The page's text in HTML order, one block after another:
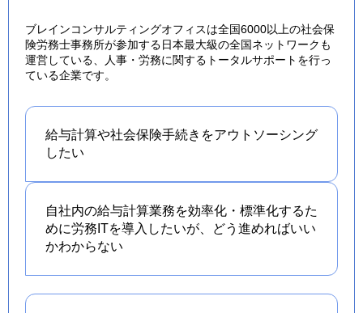
ブレインコンサルティングオフィスは全国6000以上の社会保
険労務士事務所が参加する日本最大級の全国ネットワークも
運営している、人事・労務に関するトータルサポートを行っ
ている企業です。
給与計算や社会保険手続きをアウトソーシング
したい
自社内の給与計算業務を効率化・標準化するた
めに労務ITを導入したいが、どう進めればいい
かわからない